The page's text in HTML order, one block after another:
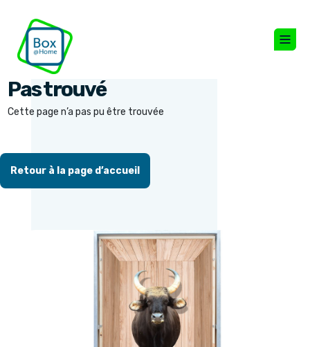
Pas trouvé
Cette page n’a pas pu être trouvée
Retour à la page d’accueil